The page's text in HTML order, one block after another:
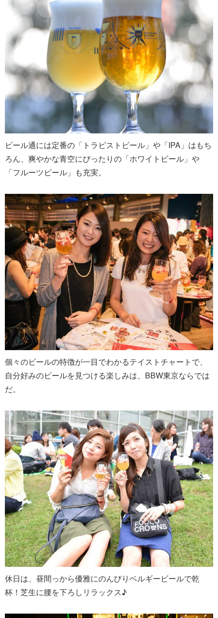
ビール通には定番の「トラピストビール」や「IPA」はもち
ろん、爽やかな青空にぴったりの「ホワイトビール」や
「フルーツビール」も充実。
個々のビールの特徴が一目でわかるテイストチャートで、
自分好みのビールを見つける楽しみは、BBW東京ならでは
だ。
休日は、昼間っから優雅にのんびりベルギービールで乾
杯！芝生に腰を下ろしリラックス♪